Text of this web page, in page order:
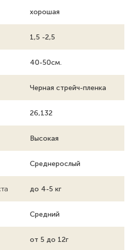
хорошая
1,5 -2,5
40-50см.
Черная стрейч-пленка
26,132
Высокая
Среднерослый
до 4-5 кг
Средний
от 5 до 12г